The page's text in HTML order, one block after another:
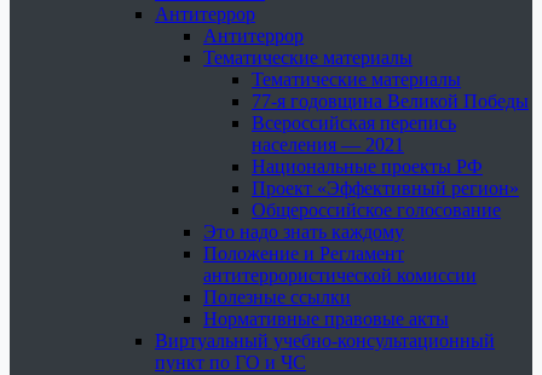
Антитеррор
Антитеррор
Тематические материалы
Тематические материалы
77-я годовщина Великой Победы
Всероссийская перепись
населения — 2021
Национальные проекты РФ
Проект «Эффективный регион»
Общероссийское голосование
Это надо знать каждому
Положение и Регламент
антитеррористической комиссии
Полезные ссылки
Нормативные правовые акты
Виртуальный учебно-консультационный
пункт по ГО и ЧС